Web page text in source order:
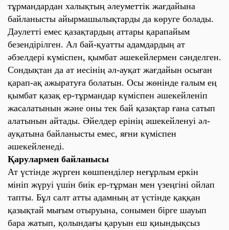
тұрмандардан халықтың әлеуметтік жағдайына
байланысты айырмашылықтарды да көруге болады.
Дәулетті емес қазақтардың аттары қарапайым
безендірілген. Ал бай-қуатты адамдардың ат
әбзелдері күміспен, қымбат әшекейлермен сәнделген.
Сондықтан да ат иесінің әл-ауқат жағдайын осыған
қарап-ақ ажыратуға болатын. Осы жөнінде ғалым ең
қымбат қазақ ер-тұрмандар күміспен әшекейленіп
жасалатынын және оны тек бай қазақтар ғана сатып
алатынын айтады. Әйелдер ерінің әшекейленуі әл-
ауқатына байланысты емес, яғни күміспен
әшекейленеді.
Қарулармен байланысы
Ат үстінде жүрген көшпенділер неғұрлым еркін
мініп жүруі үшін биік ер-тұрман мен үзеңгіні ойлап
тапты. Бұл салт атты адамның ат үстінде қаққан
қазықтай мығым отыруына, сонымен бірге шауып
бара жатып, қолындағы қаруын еш қиындықсыз